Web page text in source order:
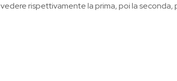
rispettivamente la prima, poi la seconda,